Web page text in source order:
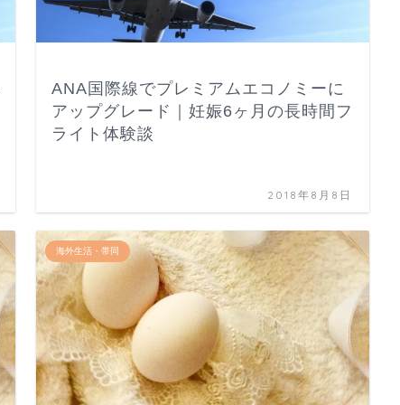
ANA国際線でプレミアムエコノミーに
アップグレード｜妊娠6ヶ月の長時間フ
ライト体験談
2018年8月8日
海外生活・帯同